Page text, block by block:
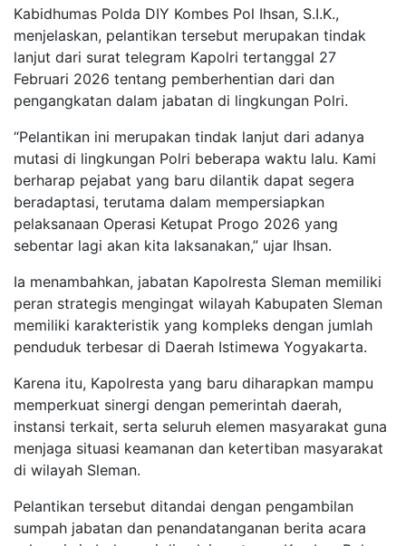
Kabidhumas Polda DIY Kombes Pol Ihsan, S.I.K.,
menjelaskan, pelantikan tersebut merupakan tindak
lanjut dari surat telegram Kapolri tertanggal 27
Februari 2026 tentang pemberhentian dari dan
pengangkatan dalam jabatan di lingkungan Polri.
“Pelantikan ini merupakan tindak lanjut dari adanya
mutasi di lingkungan Polri beberapa waktu lalu. Kami
berharap pejabat yang baru dilantik dapat segera
beradaptasi, terutama dalam mempersiapkan
pelaksanaan Operasi Ketupat Progo 2026 yang
sebentar lagi akan kita laksanakan,” ujar Ihsan.
Ia menambahkan, jabatan Kapolresta Sleman memiliki
peran strategis mengingat wilayah Kabupaten Sleman
memiliki karakteristik yang kompleks dengan jumlah
penduduk terbesar di Daerah Istimewa Yogyakarta.
Karena itu, Kapolresta yang baru diharapkan mampu
memperkuat sinergi dengan pemerintah daerah,
instansi terkait, serta seluruh elemen masyarakat guna
menjaga situasi keamanan dan ketertiban masyarakat
di wilayah Sleman.
Pelantikan tersebut ditandai dengan pengambilan
sumpah jabatan dan penandatanganan berita acara